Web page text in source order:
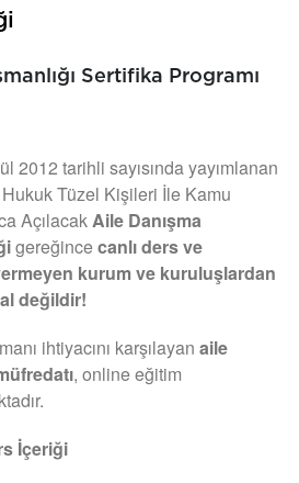
Sertifika Programı
2012 tarihli sayısında yayımlanan
Tüzel Kişileri İle Kamu
AçılacakAile Danışma
gereğincecanlı ders ve
kurum ve kuruluşlardan
değildir!
ihtiyacını karşılayan aile
, online eğitim
İçeriği